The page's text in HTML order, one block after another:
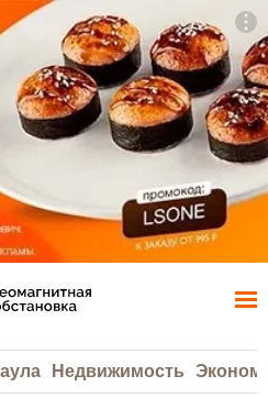
Недвижимость